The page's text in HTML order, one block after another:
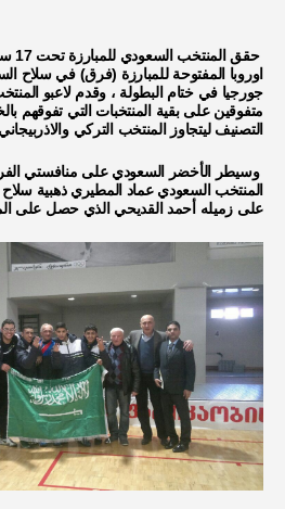
حقق
اوروبا المفتوحة للمبارزة (فرق) في سلاح
جورجيا في ختام البطولة ، وقدم لاعبو
متفوقين على بقية المنتخبات التي تفوقهم
التصنيف ليتجاوز المنتخب التركي
وسيطر الأخضر السعودي على منافستي
المنتخب السعودي عماد المطيري ذهبية
على زميله أحمد القديحي الذي حصل على